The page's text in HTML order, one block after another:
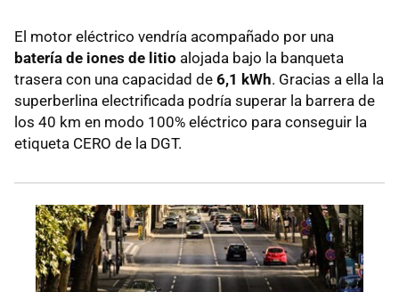
El motor eléctrico vendría acompañado por una
batería de iones de litio alojada bajo la banqueta
trasera con una capacidad de 6,1 kWh. Gracias a ella la
superberlina electrificada podría superar la barrera de
los 40 km en modo 100% eléctrico para conseguir la
etiqueta CERO de la DGT.